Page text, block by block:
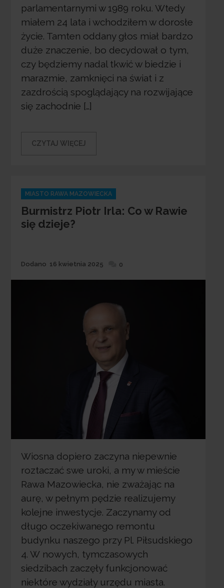
parlamentarnymi w 1989 roku. Wtedy
miałem 24 lata i wchodziłem w dorosłe
życie. Tamten oddany głos miał bardzo
duże znaczenie, bo decydował o tym,
czy będziemy nadal tkwić w biedzie i
marazmie, zamknięci na świat i z
zazdrością spoglądający na rozwijające
się zachodnie […]
CZYTAJ WIĘCEJ
Categories
MIASTO RAWA MAZOWIECKA
Burmistrz Piotr Irla: Co w Rawie
się dzieje?
Dodane
Dodano 16 kwietnia 2025 0
Wiosna dopiero zaczyna niepewnie
roztaczać swe uroki, a my w mieście
Rawa Mazowiecka, nie zważając na
aurę, w pełnym pędzie realizujemy
kolejne inwestycje. Zaczynamy od
długo oczekiwanego remontu
budynku naszego przy Pl. Piłsudskiego
4. W nowych, tymczasowych
siedzibach zaczęły funkcjonować
niektóre wydziały urzędu miasta.